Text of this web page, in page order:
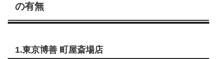
の有無
1.東京博善 町屋斎場店